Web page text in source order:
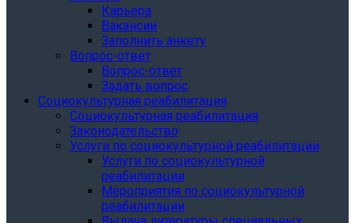
Карьера
Вакансии
Заполнить анкету
Вопрос-ответ
Вопрос-ответ
Задать вопрос
Социокультурная реабилитация
Социокультурная реабилитация
Законодательство
Услуги по социокультурной реабилитации
Услуги по социокультурной
реабилитации
Мероприятия по социокультурной
реабилитации